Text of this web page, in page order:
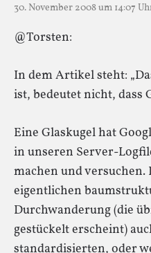
30. November 2008 um 14:07
@Torsten:
In dem Artikel steht:
ist, bedeutet nicht, dass
Eine Glaskugel hat
in unseren Server-
machen und
eigentlichen
Durchwanderung (die
gestückelt erscheint)
standardisierten, oder